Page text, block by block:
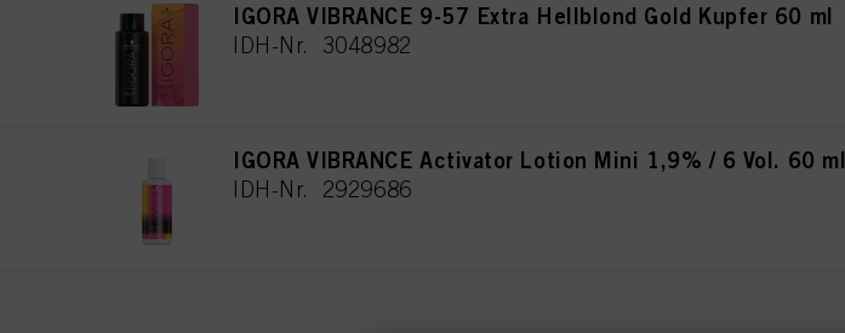
IGORA VIBRANCE 9-57 Extra Hellblond Gold Kupfer 60 ml
IDH-Nr. 3048982
IGORA VIBRANCE Activator Lotion Mini 1,9% / 6 Vol. 60 ml
IDH-Nr. 2929686